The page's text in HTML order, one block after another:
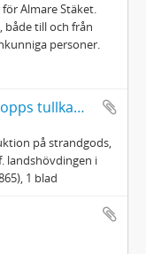
Almare Stäket.
både till och från
personer.
Ämbetsskrivelse till Furusunds inlopps tullkammare : från Landskansliet i Stockholm 1843
på strandgods,
landshövdingen i
1 blad